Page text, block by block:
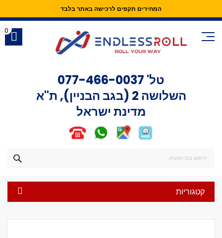
המחירים תקפים לרכישה באתר בלבד
Skip
Content
טל' 077-466-0037
השלושה 2 (בגב הבניין), ת"א
מדינת ישראל
0
קטגוריות